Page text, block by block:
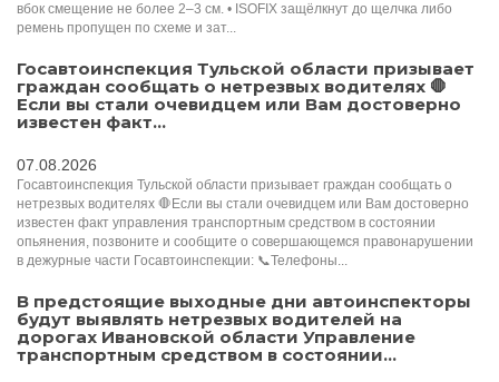
вбок смещение не более 2–3 см. • ISOFIX защёлкнут до щелчка либо
ремень пропущен по схеме и зат...
Госавтоинспекция Тульской области призывает
граждан сообщать о нетрезвых водителях 🛑
Если вы стали очевидцем или Вам достоверно
известен факт...
07.08.2026
Госавтоинспекция Тульской области призывает граждан сообщать о
нетрезвых водителях 🛑Если вы стали очевидцем или Вам достоверно
известен факт управления транспортным средством в состоянии
опьянения, позвоните и сообщите о совершающемся правонарушении
в дежурные части Госавтоинспекции: 📞Телефоны...
В предстоящие выходные дни автоинспекторы
будут выявлять нетрезвых водителей на
дорогах Ивановской области Управление
транспортным средством в состоянии...